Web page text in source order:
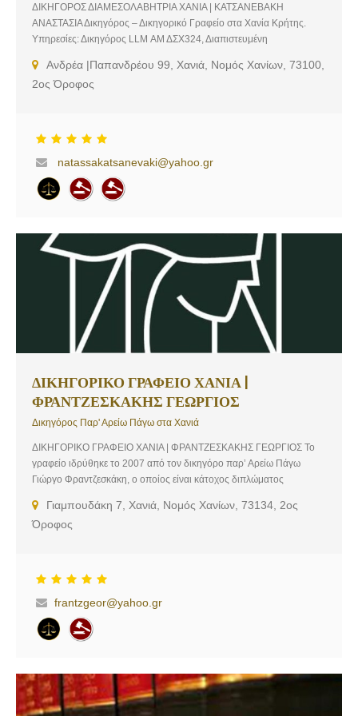
ΔΙΚΗΓΟΡΟΣ ΔΙΑΜΕΣΟΛΑΒΗΤΡΙΑ ΧΑΝΙΑ | ΚΑΤΣΑΝΕΒΑΚΗ
ΑΝΑΣΤΑΣΙΑ Δικηγόρος – Δικηγορικό Γραφείο στα Χανία Κρήτης.
Υπηρεσίες: Δικηγόρος LLM ΑΜ ΔΣΧ324, Διαπιστευμένη
Ανδρέα |Παπανδρέου 99, Χανιά, Νομός Χανίων, 73100,
2ος Όροφος
natassakatsanevaki@yahoo.gr
ΔΙΚΗΓΟΡΙΚΟ ΓΡΑΦΕΙΟ ΧΑΝΙΑ |
ΦΡΑΝΤΖΕΣΚΑΚΗΣ ΓΕΩΡΓΙΟΣ
Δικηγόρος Παρ' Αρείω Πάγω στα Χανιά
ΔΙΚΗΓΟΡΙΚΟ ΓΡΑΦΕΙΟ ΧΑΝΙΑ | ΦΡΑΝΤΖΕΣΚΑΚΗΣ ΓΕΩΡΓΙΟΣ Το
γραφείο ιδρύθηκε το 2007 από τον δικηγόρο παρ’ Αρείω Πάγω
Γιώργο Φραντζεσκάκη, ο οποίος είναι κάτοχος διπλώματος
Νομικής Σχολής του Πανεπιστημίου Αθηνών. Αναλαμβάνουμε τον
χειρισμό πάσης φύσεως ποινικών υποθέσεων σε όλη την επικράτεια,
Εμπράγματο Δίκαιο, Υποθέσεις Κτηματολογίου, Κληρονομικό Δίκαιο,
Γιαμπουδάκη 7, Χανιά, Νομός Χανίων, 73134, 2ος
Όροφος
frantzgeor@yahoo.gr